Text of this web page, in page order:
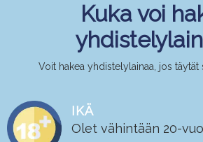
Kuka voi
Voit hakea yhdistelylainaa, jos täytät
IKÄ
Olet vähintään 20-